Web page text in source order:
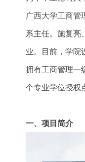
广西大学工商管
系主任。施复亮
业。目前，学院
拥有工商管理一
个专业学位授权
一、项目简介